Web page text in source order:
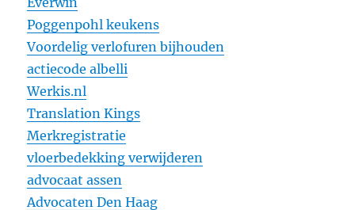
Poggenpohl keukens
Voordelig verlofuren bijhouden
actiecode albelli
Werkis.nl
Translation Kings
Merkregistratie
vloerbedekking verwijderen
advocaat assen
Advocaten Den Haag